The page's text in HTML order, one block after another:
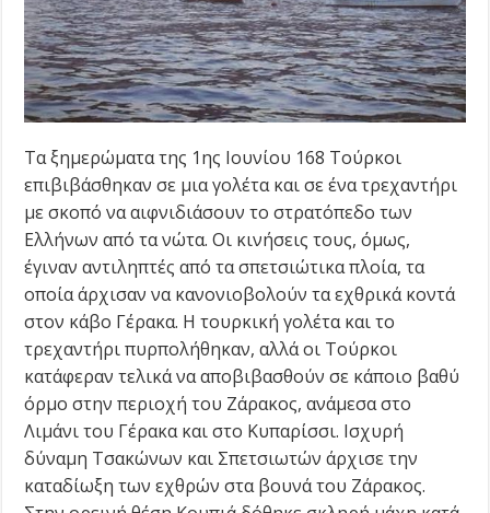
Τα ξημερώματα της 1ης Ιουνίου 168 Τούρκοι
επιβιβάσθηκαν σε μια γολέτα και σε ένα τρεχαντήρι
με σκοπό να αιφνιδιάσουν το στρατόπεδο των
Ελλήνων από τα νώτα. Οι κινήσεις τους, όμως,
έγιναν αντιληπτές από τα σπετσιώτικα πλοία, τα
οποία άρχισαν να κανονιοβολούν τα εχθρικά κοντά
στον κάβο Γέρακα. Η τουρκική γολέτα και το
τρεχαντήρι πυρπολήθηκαν, αλλά οι Τούρκοι
κατάφεραν τελικά να αποβιβασθούν σε κάποιο βαθύ
όρμο στην περιοχή του Ζάρακος, ανάμεσα στο
Λιμάνι του Γέρακα και στο Κυπαρίσσι. Ισχυρή
δύναμη Τσακώνων και Σπετσιωτών άρχισε την
καταδίωξη των εχθρών στα βουνά του Ζάρακος.